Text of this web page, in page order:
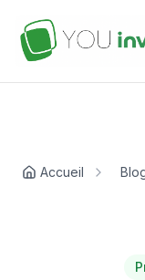
Accueil